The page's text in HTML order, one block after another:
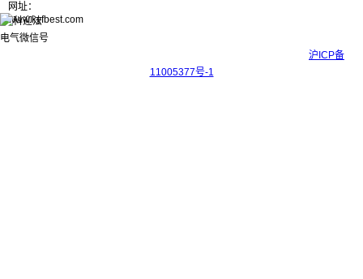
网址：
www.kyfbest.com
沪ICP备
11005377号-1